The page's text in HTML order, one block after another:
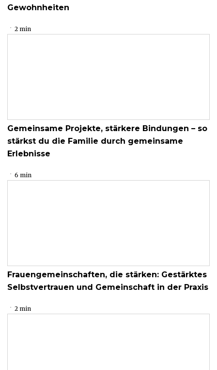
Gewohnheiten
2 min
Gemeinsame Projekte, stärkere Bindungen – so
stärkst du die Familie durch gemeinsame
Erlebnisse
6 min
Frauengemeinschaften, die stärken: Gestärktes
Selbstvertrauen und Gemeinschaft in der Praxis
2 min